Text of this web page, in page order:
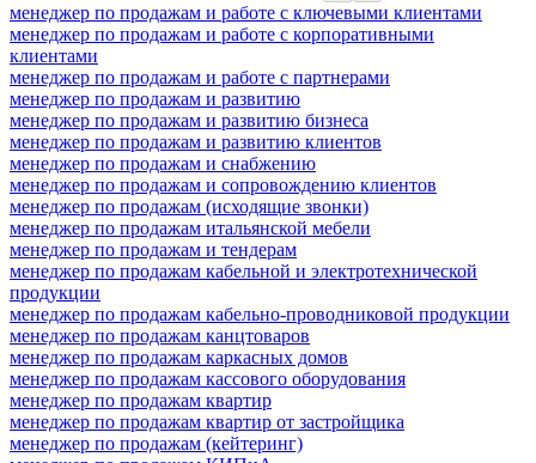
менеджер по продажам и работе с ключевыми клиентами
менеджер по продажам и работе с корпоративными
клиентами
менеджер по продажам и работе с партнерами
менеджер по продажам и развитию
менеджер по продажам и развитию бизнеса
менеджер по продажам и развитию клиентов
менеджер по продажам и снабжению
менеджер по продажам и сопровождению клиентов
менеджер по продажам (исходящие звонки)
менеджер по продажам итальянской мебели
менеджер по продажам и тендерам
менеджер по продажам кабельной и электротехнической
продукции
менеджер по продажам кабельно-проводниковой продукции
менеджер по продажам канцтоваров
менеджер по продажам каркасных домов
менеджер по продажам кассового оборудования
менеджер по продажам квартир
менеджер по продажам квартир от застройщика
менеджер по продажам (кейтеринг)